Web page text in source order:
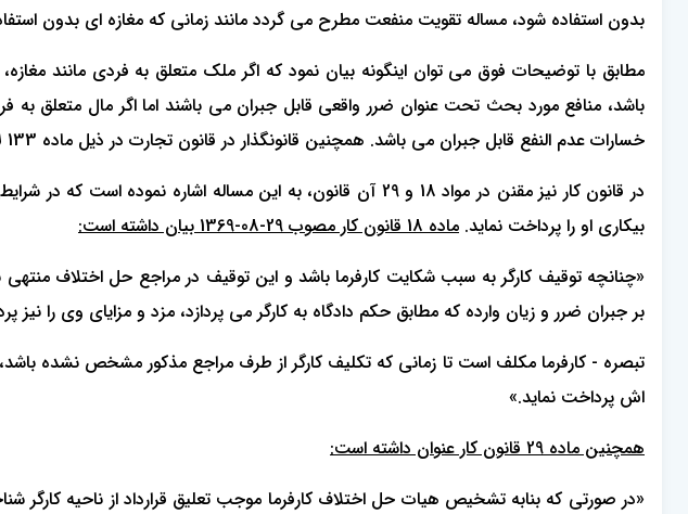
بدون استفاده شود، مساله تقویت منفعت مطرح می گردد مانند زمانی که مغازه ای بدون
مطابق با توضیحات فوق می توان اینگونه بیان نمود که اگر ملک متعلق به فردی مانند
باشد، منافع مورد بحث تحت عنوان ضرر واقعی قابل جبران می باشند اما اگر مال متعلق به
خسارات عدم النفع قابل جبران می باشد. همچنین قانونگذار در قانون تجارت در ذیل ماده 133 لایحه اصلاحی قانون تجارت از عبارت تقویت منفعت استفاده نموده است.
در قانون کار نیز مقنن در مواد 18 و 29 آن قانون، به این مساله
بیکاری او را پرداخت نماید. ماده 18 قانون کار مصوب 29-08-1369 بیان داشته است:
«چنانچه توقیف کارگر به سبب شکایت کارفرما باشد و این توقیف در مراجع حل اختلاف
بر جبران ضرر و زیان وارده که مطابق حکم دادگاه به کارگر می پردازد، مزد و مزایای وی را نیز
تبصره - کارفرما مکلف است تا زمانی که تکلیف کارگر از طرف مراجع مذکور مشخص نشده
اش پرداخت نماید.»
همچنین ماده 29 قانون کار عنوان داشته است:
«در صورتی که بنابه تشخیص هیات حل اختلاف کارفرما موجب تعلیق قرارداد از ناحیه کارگر